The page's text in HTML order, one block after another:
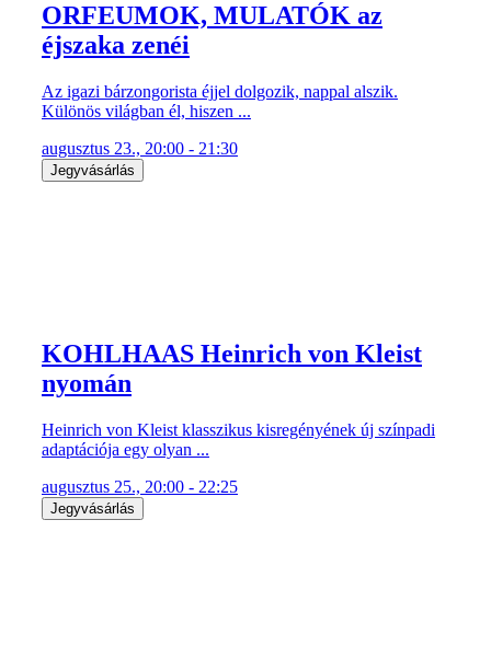
ORFEUMOK, MULATÓK az
éjszaka zenéi
Az igazi bárzongorista éjjel dolgozik, nappal alszik.
Különös világban él, hiszen ...
augusztus 23., 20:00 - 21:30
Jegyvásárlás
KOHLHAAS Heinrich von Kleist
nyomán
Heinrich von Kleist klasszikus kisregényének új színpadi
adaptációja egy olyan ...
augusztus 25., 20:00 - 22:25
Jegyvásárlás